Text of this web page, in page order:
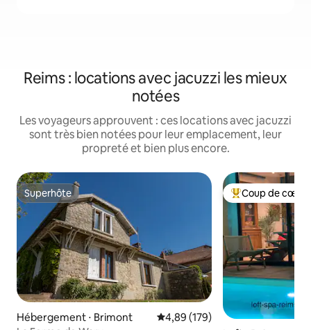
Reims : locations avec jacuzzi les mieux
notées
Les voyageurs approuvent : ces locations avec jacuzzi
sont très bien notées pour leur emplacement, leur
propreté et bien plus encore.
Superhôte
Superhôte
Hébergement ⋅ Brimont Évaluation moyenne sur la
4,89 (179)
Coups de cœur
Coup de cœur